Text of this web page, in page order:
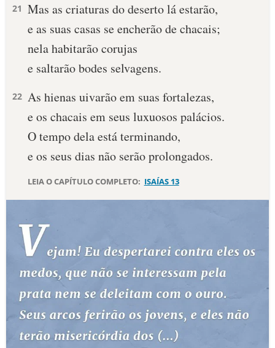
21 Mas as criaturas do deserto lá estarão,
e as suas casas se encherão de chacais;
nela habitarão corujas
e saltarão bodes selvagens.
22 As hienas uivarão em suas fortalezas,
e os chacais em seus luxuosos palácios.
O tempo dela está terminando,
e os seus dias não serão prolongados.
LEIA O CAPÍTULO COMPLETO: ISAÍAS 13